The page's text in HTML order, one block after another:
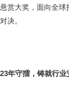
悬赏大奖，面向全球
对决。
23年守擂，铸就行业